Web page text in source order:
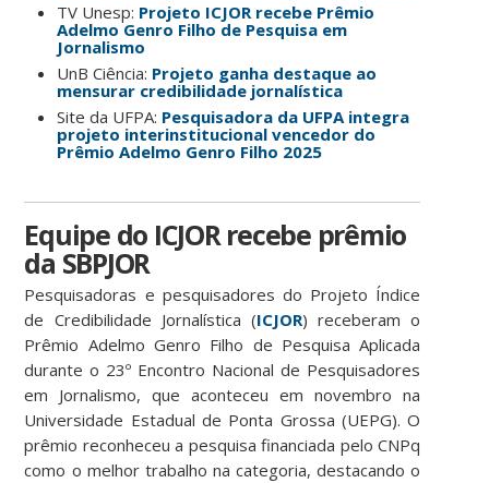
TV Unesp: Projeto ICJOR recebe Prêmio
Adelmo Genro Filho de Pesquisa em
Jornalismo
UnB Ciência: Projeto ganha destaque ao
mensurar credibilidade jornalística
Site da UFPA: Pesquisadora da UFPA integra
projeto interinstitucional vencedor do
Prêmio Adelmo Genro Filho 2025
Equipe do ICJOR recebe prêmio
da SBPJOR
Pesquisadoras e pesquisadores do Projeto Índice
de Credibilidade Jornalística (ICJOR) receberam o
Prêmio Adelmo Genro Filho de Pesquisa Aplicada
durante o 23º Encontro Nacional de Pesquisadores
em Jornalismo, que aconteceu em novembro na
Universidade Estadual de Ponta Grossa (UEPG). O
prêmio reconheceu a pesquisa financiada pelo CNPq
como o melhor trabalho na categoria, destacando o